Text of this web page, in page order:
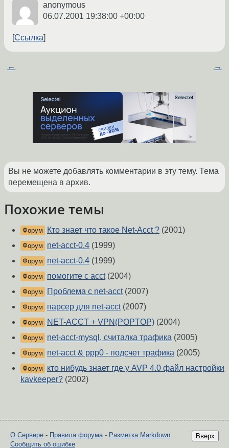
anonymous
06.07.2001 19:38:00 +00:00
Ссылка
← →
Вы не можете добавлять комментарии в эту тему. Тема
перемещена в архив.
Похожие темы
Форум Кто знает что такое Net-Acct ? (2001)
Форум net-acct-0.4 (1999)
Форум net-acct-0.4 (1999)
Форум помогите с acct(2004)
Форум Проблема с net-acct(2007)
Форум парсер для net-acct(2007)
Форум NET-ACCT + VPN(POPTOP) (2004)
Форум net-acct-mysql, считалка трафика (2005)
Форум net-acct & ppp0 - подсчет трафика (2005)
Форум
кто нибудь знает где у AVP 4.0 файл настройки
kavkeeper? (2002)
Вверх
О Сервере - Правила форума- Разметка Markdown
Сообщить об ошибке